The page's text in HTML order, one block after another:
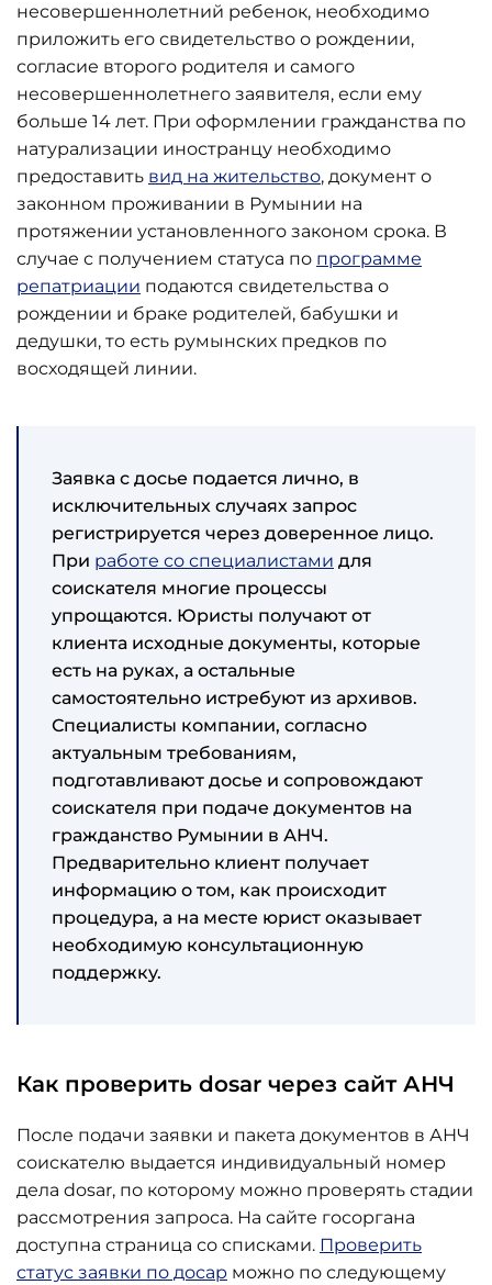
несовершеннолетний ребенок, необходимо
приложить его свидетельство о рождении,
согласие второго родителя и самого
несовершеннолетнего заявителя, если ему
больше 14 лет. При оформлении гражданства по
натурализации иностранцу необходимо
предоставить вид на жительство, документ о
законном проживании в Румынии на
протяжении установленного законом срока. В
случае с получением статуса по программе
репатриации подаются свидетельства о
рождении и браке родителей, бабушки и
дедушки, то есть румынских предков по
восходящей линии.
Заявка с досье подается лично, в
исключительных случаях запрос
регистрируется через доверенное лицо.
При работе со специалистами для
соискателя многие процессы
упрощаются. Юристы получают от
клиента исходные документы, которые
есть на руках, а остальные
самостоятельно истребуют из архивов.
Специалисты компании, согласно
актуальным требованиям,
подготавливают досье и сопровождают
соискателя при подаче документов на
гражданство Румынии в АНЧ.
Предварительно клиент получает
информацию о том, как происходит
процедура, а на месте юрист оказывает
необходимую консультационную
поддержку.
Как проверить dosar через сайт АНЧ
После подачи заявки и пакета документов в АНЧ
соискателю выдается индивидуальный номер
дела dosar, по которому можно проверять стадии
рассмотрения запроса. На сайте госоргана
доступна страница со списками. Проверить
статус заявки по досар можно по следующему